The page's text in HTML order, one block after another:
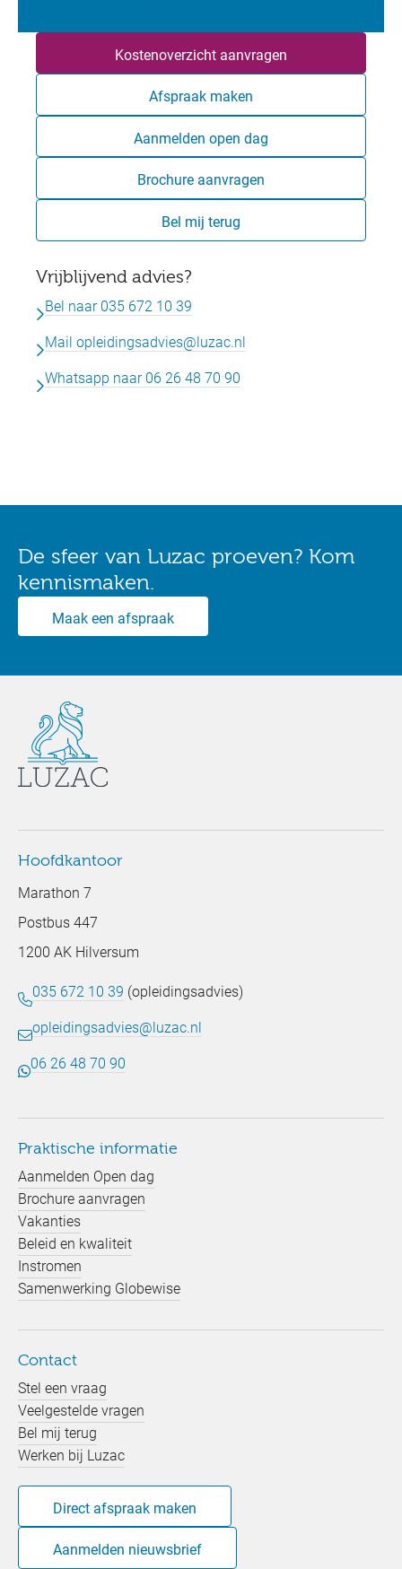
Kostenoverzicht aanvragen
Afspraak maken
Aanmelden open dag
Brochure aanvragen
Bel mij terug
Vrijblijvend advies?
Bel naar 035 672 10 39
Mail opleidingsadvies@luzac.nl
Whatsapp naar 06 26 48 70 90
De sfeer van Luzac proeven? Kom
kennismaken.
Maak een afspraak
Hoofdkantoor
Marathon 7
Postbus 447
1200 AK Hilversum
035 672 10 39 (opleidingsadvies)
opleidingsadvies@luzac.nl
06 26 48 70 90
Praktische informatie
Aanmelden Open dag
Brochure aanvragen
Vakanties
Beleid en kwaliteit
Instromen
Samenwerking Globewise
Contact
Stel een vraag
Veelgestelde vragen
Bel mij terug
Werken bij Luzac
Direct afspraak maken
Aanmelden nieuwsbrief